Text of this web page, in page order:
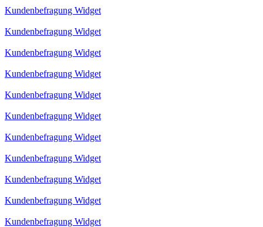
Kundenbefragung Widget
Kundenbefragung Widget
Kundenbefragung Widget
Kundenbefragung Widget
Kundenbefragung Widget
Kundenbefragung Widget
Kundenbefragung Widget
Kundenbefragung Widget
Kundenbefragung Widget
Kundenbefragung Widget
Kundenbefragung Widget